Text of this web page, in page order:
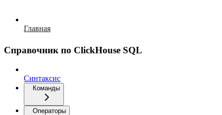
Главная
Справочник по ClickHouse SQL
Синтаксис
Команды
Операторы